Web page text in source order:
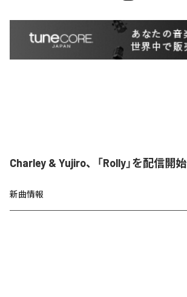
Charley & Yujiro、「Rolly」を配信開始
新曲情報